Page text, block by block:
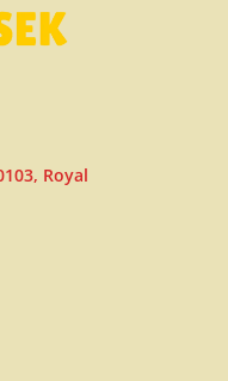
Royal